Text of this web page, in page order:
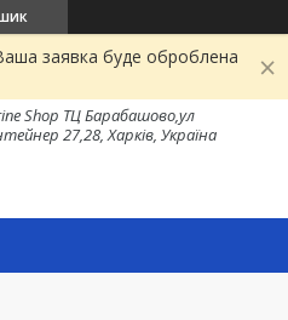
заявка буде оброблена
Shop ТЦ Барабашово,ул
27,28, Харків, Україна